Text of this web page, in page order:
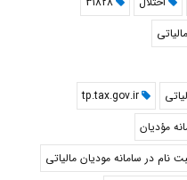
tp.tax.gov.ir
مؤدیان
نام در سامانه مودیان مالیاتی